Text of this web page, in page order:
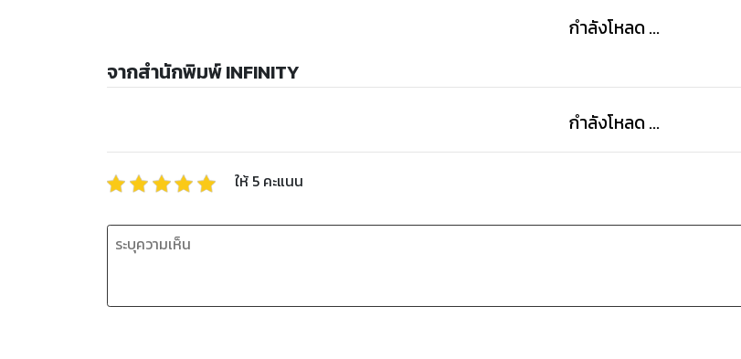
กำลังโหลด ...
จากสำนักพิมพ์ INFINITY
กำลังโหลด ...
ให้ 5 คะแนน